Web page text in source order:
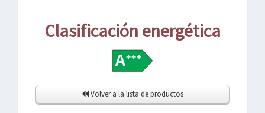
Clasificación energética
Volver a la lista de productos